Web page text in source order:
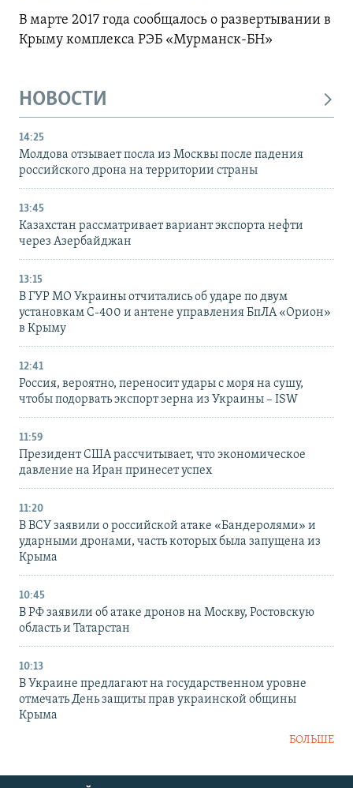
В марте 2017 года сообщалось о развертывании в
Крыму комплекса РЭБ «Мурманск-БН»
НОВОСТИ
14:25
Молдова отзывает посла из Москвы после падения
российского дрона на территории страны
13:45
Казахстан рассматривает вариант экспорта нефти
через Азербайджан
13:15
В ГУР МО Украины отчитались об ударе по двум
установкам С-400 и антене управления БпЛА «Орион»
в Крыму
12:41
Россия, вероятно, переносит удары с моря на сушу,
чтобы подорвать экспорт зерна из Украины – ISW
11:59
Президент США рассчитывает, что экономическое
давление на Иран принесет успех
11:20
В ВСУ заявили о российской атаке «Бандеролями» и
ударными дронами, часть которых была запущена из
Крыма
10:45
В РФ заявили об атаке дронов на Москву, Ростовскую
область и Татарстан
10:13
В Украине предлагают на государственном уровне
отмечать День защиты прав украинской общины
Крыма
БОЛЬШЕ